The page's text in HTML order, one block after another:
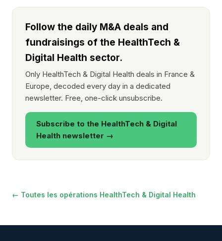
Follow the daily M&A deals and
fundraisings of the HealthTech &
Digital Health sector.
Only HealthTech & Digital Health deals in France &
Europe, decoded every day in a dedicated
newsletter. Free, one-click unsubscribe.
Subscribe to the HealthTech & Digital
Health newsletter →
← Toutes les opérations HealthTech & Digital Health